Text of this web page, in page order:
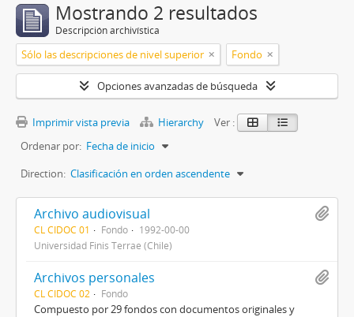
Mostrando 2 resultados
Descripción archivística
Sólo las descripciones de nivel superior Fondo
Opciones avanzadas de búsqueda
Imprimir vista previa Hierarchy
Ver :
Ordenar por: Fecha de inicio
Direction: Clasificación en orden ascendente
Archivo audiovisual
CL CIDOC 01 Fondo
1992-00-00
Universidad Finis Terrae (Chile)
Archivos personales
CL CIDOC 02 Fondo
Compuesto por 29 fondos con documentos originales y